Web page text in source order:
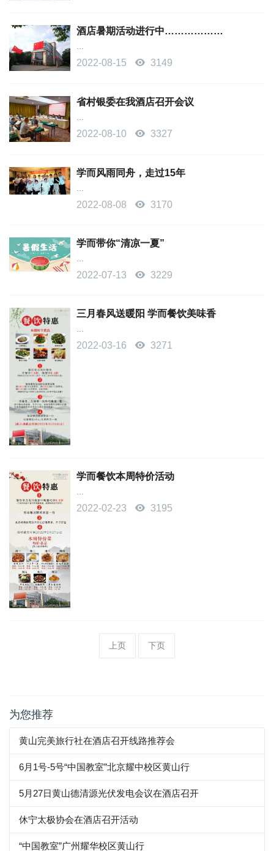
酒店暑期活动进行中………………
2022-08-15 3149
省村银委在我酒店召开会议
2022-08-10 3327
学而风雨同舟，走过15年
2022-08-08 3170
学而带你“清凉一夏”
2022-07-13 3229
三月春风送暖阳 学而餐饮美味香
2022-03-16 3271
学而餐饮本周特价活动
2022-02-23 3195
上页 下页
为您推荐
黄山完美旅行社在酒店召开线路推荐会
6月1号-5号“中国教室”北京耀中校区黄山行
5月27日黄山德清源光伏发电会议在酒店召开
休宁太极协会在酒店召开活动
“中国教室”广州耀华校区黄山行